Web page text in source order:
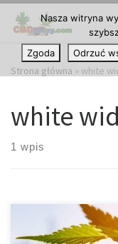
Przejdź do treści
Strona główna » white
white
1 wpis
Nasza witryna
Zgoda
Odrzuć